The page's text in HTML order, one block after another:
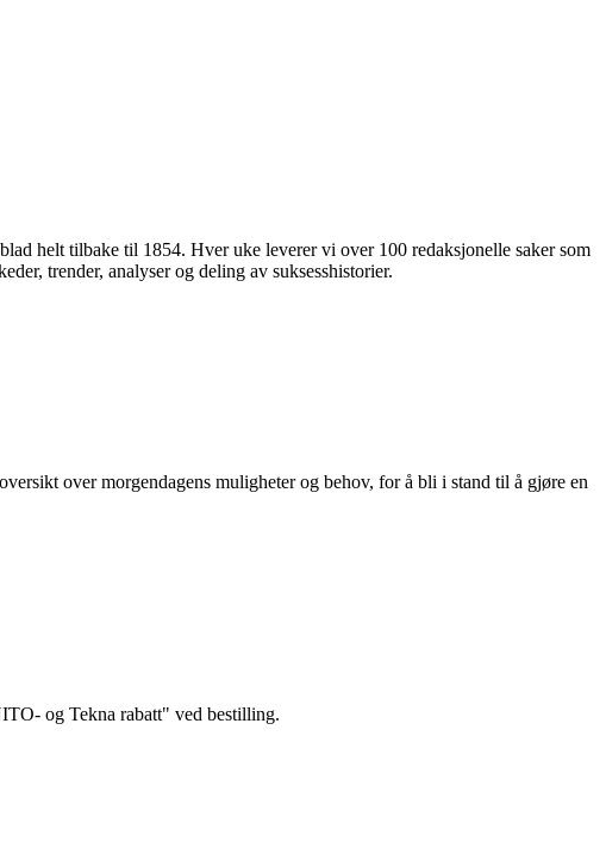
helt tilbake til 1854. Hver uke leverer vi over 100 redaksjonelle saker som
trender, analyser og deling av suksesshistorier.
over morgendagens muligheter og behov, for å bli i stand til å gjøre en
og Tekna rabatt" ved bestilling.